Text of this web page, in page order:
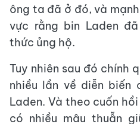
ông ta đã ở đó, và
vực rằng bin Laden
thức ủng hộ.
Tuy nhiên sau đó chính
nhiều lần về diễn
Laden. Và theo cuốn
có nhiều mâu thuẫn